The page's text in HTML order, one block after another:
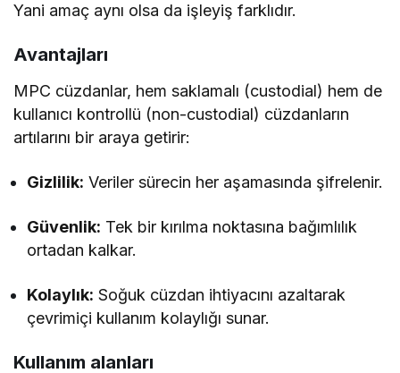
Yani amaç aynı olsa da işleyiş farklıdır.
Avantajları
MPC cüzdanlar, hem saklamalı (custodial) hem de
kullanıcı kontrollü (non-custodial) cüzdanların
artılarını bir araya getirir:
Gizlilik: Veriler sürecin her aşamasında şifrelenir.
Güvenlik: Tek bir kırılma noktasına bağımlılık
ortadan kalkar.
Kolaylık: Soğuk cüzdan ihtiyacını azaltarak
çevrimiçi kullanım kolaylığı sunar.
Kullanım alanları